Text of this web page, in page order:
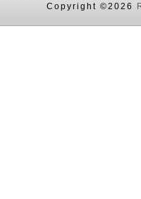
Copyright ©2026